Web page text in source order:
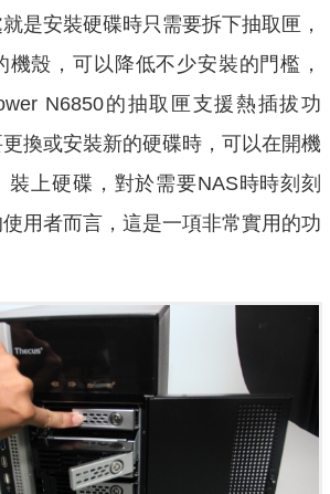
是安裝硬碟時只需要拆下抽取匣，
機殼，可以降低不少安裝的門檻，
N6850的抽取匣支援熱插拔功
換或安裝新的硬碟時，可以在開機
裝上硬碟，對於需要NAS時時刻刻
用者而言，這是一項非常實用的功